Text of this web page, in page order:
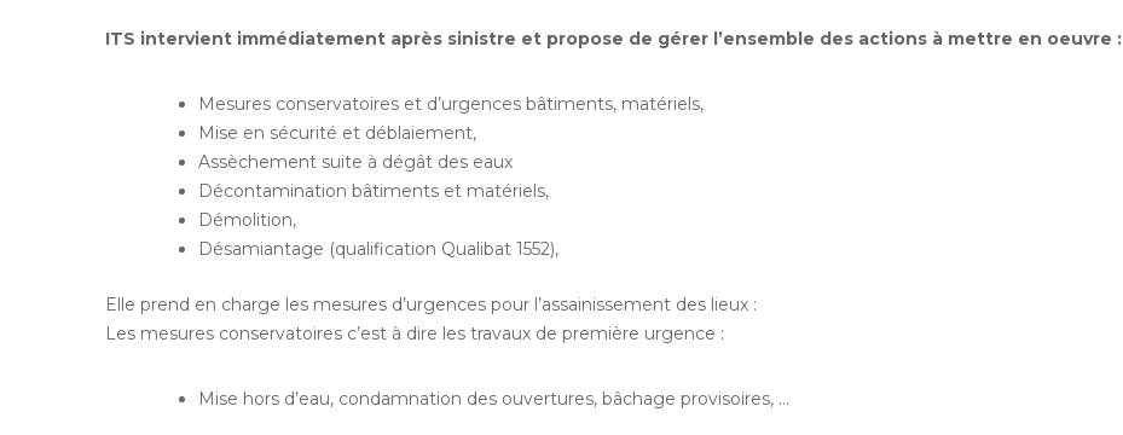
ITS intervient immédiatement après sinistre et propose de gérer l’ensemble des actions à mettre en oeuvre :
Mesures conservatoires et d’urgences bâtiments, matériels,
Mise en sécurité et déblaiement,
Assèchement suite à dégât des eaux
Décontamination bâtiments et matériels,
Démolition,
Désamiantage (qualification Qualibat 1552),
Elle prend en charge les mesures d’urgences pour l’assainissement des lieux :
Les mesures conservatoires c’est à dire les travaux de première urgence :
Mise hors d’eau, condamnation des ouvertures, bâchage provisoires, …